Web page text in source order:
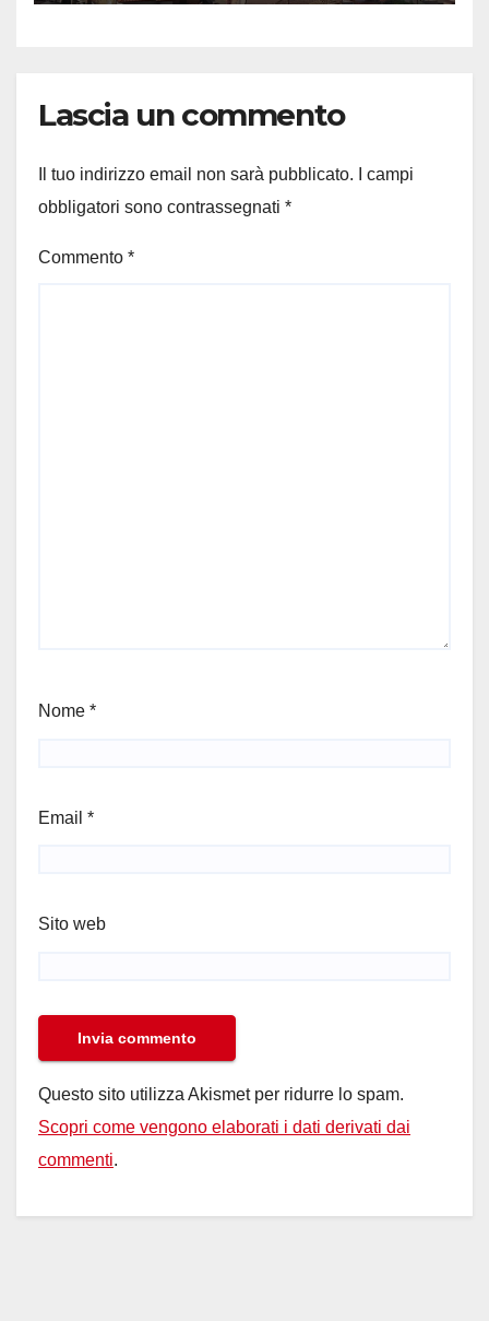
Lascia un commento
Il tuo indirizzo email non sarà pubblicato.
I campi
obbligatori sono contrassegnati *
Commento *
Nome *
Email *
Sito web
Questo sito utilizza Akismet per ridurre lo spam.
Scopri come vengono elaborati i dati derivati dai
commenti.